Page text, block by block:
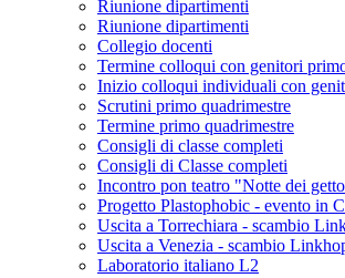
Riunione dipartimenti
Riunione dipartimenti
Collegio docenti
Termine colloqui con genitori
Inizio colloqui individuali con
Scrutini primo quadrimestre
Termine primo quadrimestre
Consigli di classe completi
Consigli di Classe completi
Incontro pon teatro "Notte dei
Progetto Plastophobic - evento in
Uscita a Torrechiara - scambio
Uscita a Venezia - scambio
Laboratorio italiano L2